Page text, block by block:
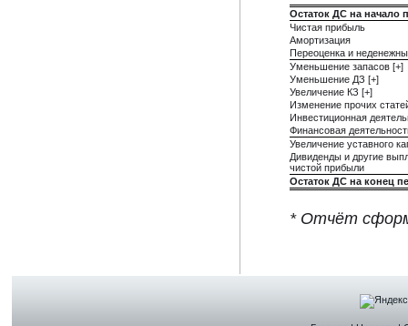
Остаток ДС на начало
Чистая прибыль
Амортизация
Переоценка и
Уменьшение запасов [+]
Уменьшение ДЗ [+]
Увеличение КЗ [+]
Изменение прочих
Инвестиционная
Финансовая
Увеличение уставного
Дивиденды и другие
чистой прибыли
Остаток ДС на конец
* Отчёт